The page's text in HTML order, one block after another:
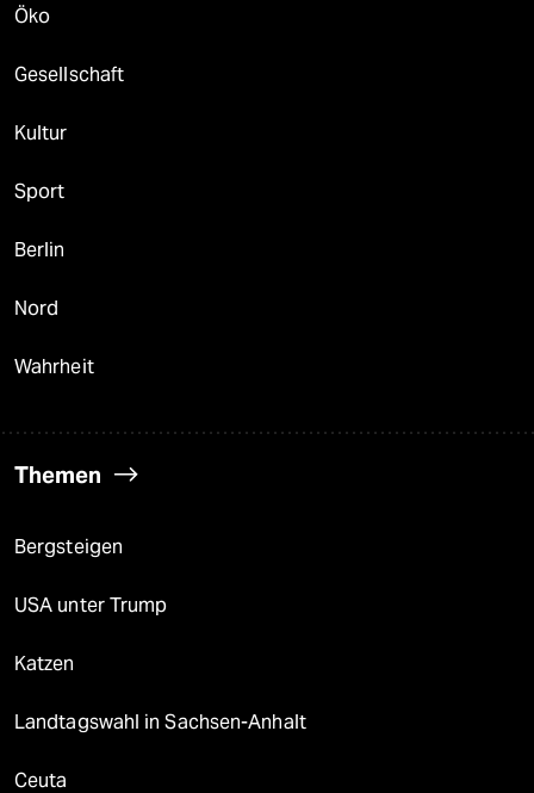
Öko
Gesellschaft
Kultur
Sport
Berlin
Nord
Wahrheit
Themen
Bergsteigen
USA unter Trump
Katzen
Landtagswahl in Sachsen-Anhalt
Ceuta